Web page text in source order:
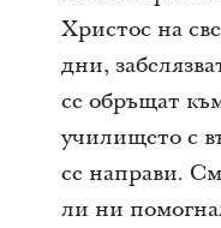
Христос на
дни,
се обръщат
училището с
се направи.
ли ни